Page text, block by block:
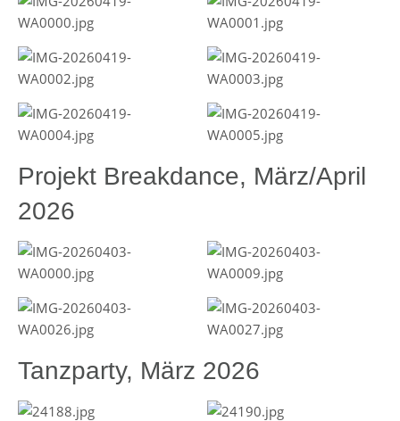
Projekt Breakdance, März/April
2026
Tanzparty, März 2026